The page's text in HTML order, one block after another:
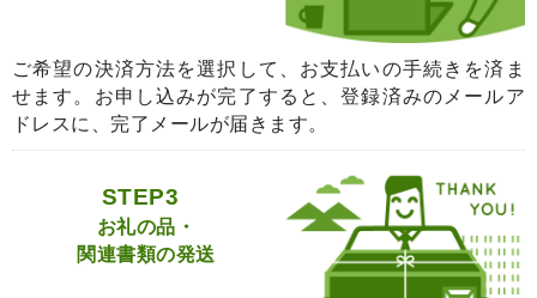
ご希望の決済方法を選択して、お支払いの手続きを済ま
せます。お申し込みが完了すると、登録済みのメールア
ドレスに、完了メールが届きます。
STEP3
お礼の品・
関連書類の発送